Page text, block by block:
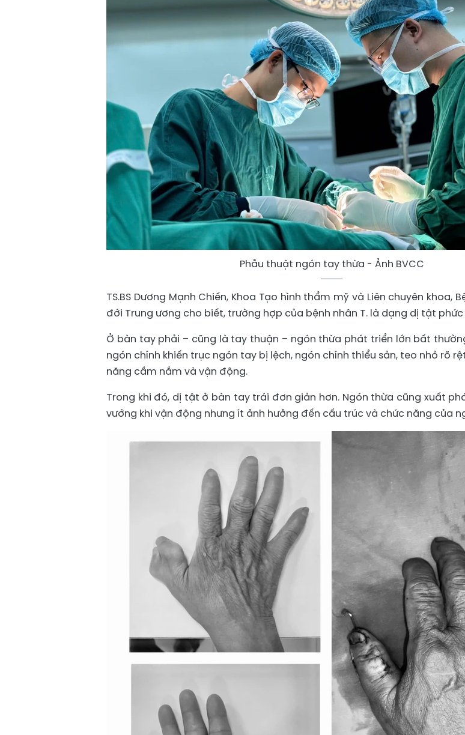
Phẫu thuật ngón tay thừa - Ảnh BVCC
TS.BS Dương Mạnh Chiến, Khoa Tạo hình thẩm mỹ và Liên chuyên khoa,
đới Trung ương cho biết, trường hợp của bệnh nhân T. là dạng dị tật
Ở bàn tay phải – cũng là tay thuận – ngón thừa phát triển lớn bất
ngón chính khiến trục ngón tay bị lệch, ngón chính thiểu sản, teo nhỏ rõ
năng cầm nắm và vận động.
Trong khi đó, dị tật ở bàn tay trái đơn giản hơn. Ngón thừa cũng xuất
vướng khi vận động nhưng ít ảnh hưởng đến cấu trúc và chức năng của